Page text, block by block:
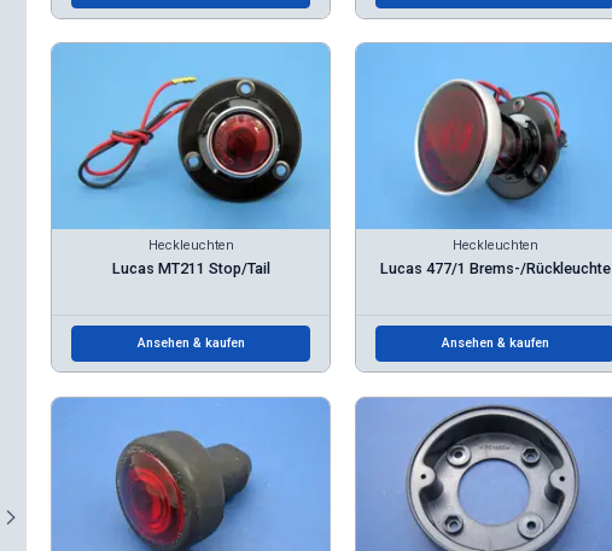
Heckleuchten
Lucas MT211 Stop/Tail
Ansehen & kaufen
Heckleuchten
Lucas 477/1 Brems-/Rückleuchte
Ansehen & kaufen